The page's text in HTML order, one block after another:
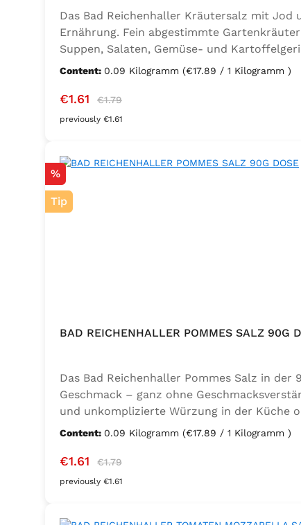
Das Bad Reichenhaller Kräutersalz mit
Ernährung. Fein abgestimmte
Suppen, Salaten, Gemüse- und
Ernährung mit zusätzlichem Jod und
Content: 0.09 Kilogramm (€17.89 / 1 Kilogramm )
Sale price:
€1.61 Regular price:
€1.79
previously €1.61
Discount
%
Tip
BAD REICHENHALLER POMMES SALZ 90G
Das Bad Reichenhaller Pommes Salz in
Geschmack – ganz ohne
und unkomplizierte Würzung in der Küche
Trennmittel Calciumsalze der
Content: 0.09 Kilogramm (€17.89 / 1 Kilogramm )
Sale price:
€1.61 Regular price:
€1.79
previously €1.61